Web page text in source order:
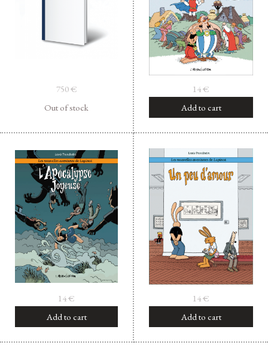
750€
Out of stock
14€
Add to cart
14€
Add to cart
14€
Add to cart